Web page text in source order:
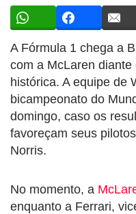
A Fórmula 1 chega a
com a McLaren
histórica. A equipe de
bicampeonato do
domingo, caso os
favoreçam seus pilotos
Norris.
No momento, a
enquanto a Ferrari,